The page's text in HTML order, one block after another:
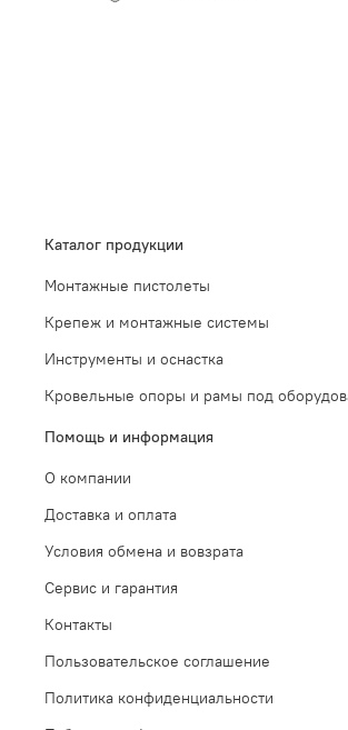
Каталог продукции
Монтажные пистолеты
Крепеж и монтажные системы
Инструменты и оснастка
Кровельные опоры и рамы под
Помощь и информация
О компании
Доставка и оплата
Условия обмена и вовзрата
Сервис и гарантия
Контакты
Пользовательское соглашение
Политика конфиденциальности